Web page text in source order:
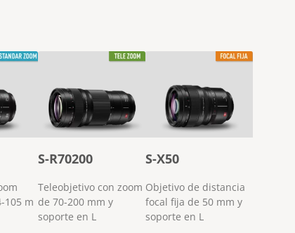
105 m
S-R70200
Teleobjetivo con zoom
de 70-200 mm y
soporte en L
S-X50
Objetivo de distancia
focal fija de 50 mm y
soporte en L